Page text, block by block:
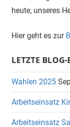
heute, unseres
Hier geht es zur
LETZTE
Wahlen 2025
Arbeitseinsatz
Arbeitseinsatz